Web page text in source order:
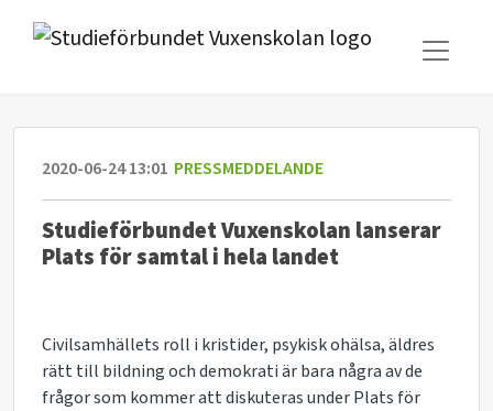
2020-06-24 13:01 PRESSMEDDELANDE
Studieförbundet Vuxenskolan lanserar
Plats för samtal i hela landet
Civilsamhällets roll i kristider, psykisk ohälsa, äldres
rätt till bildning och demokrati är bara några av de
frågor som kommer att diskuteras under Plats för